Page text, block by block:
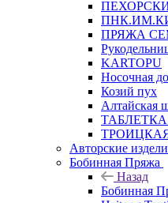
ПРЯЖА
KARTOPU
Носочная
Козий пух
Алтайская
Авторские
Бобинная Пряжа
Назад
Бобинная